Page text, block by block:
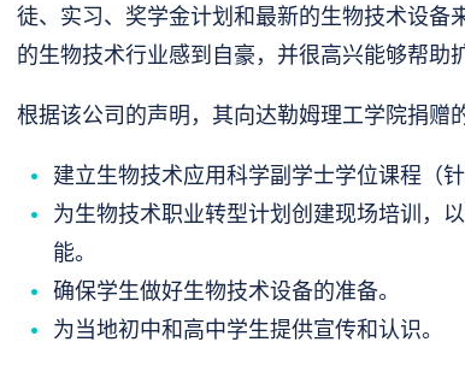
徒、实习、奖学金计划和最新的生物技术设
的生物技术行业感到自豪，并很高兴能够帮助
根据该公司的声明，其向达勒姆理工学院捐赠
建立生物技术应用科学副学士学位课程（
为生物技术职业转型计划创建现场培训，
能。
确保学生做好生物技术设备的准备。
为当地初中和高中学生提供宣传和认识。